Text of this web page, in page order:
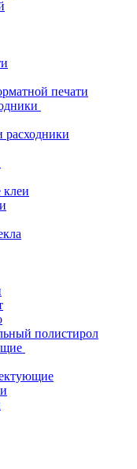
печати
расходники
клеи
полистирол